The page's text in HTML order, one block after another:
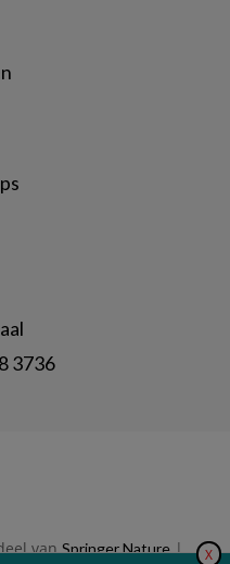
3736
vanSpringer Nature| X